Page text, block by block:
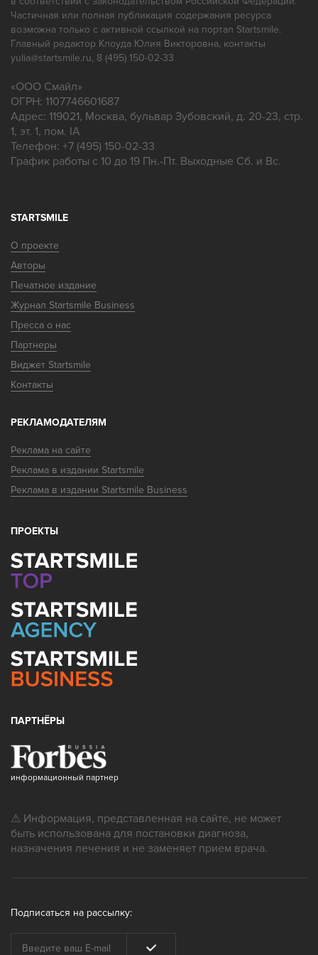
Частичная или полная публикация содержания ресурса
возможна только с активной ссылкой на портал Startsmile.
Главный редактор Клоуда Юлия Викторовна, контакты
yulia@startsmile.ru, 8 (495) 150-02-33
«ООО Смайл»
ОГРН: 1107746601687
Адрес: 119021, Москва, бульвар Зубовский, д. 20-23, стр.
1, эт. 1, пом. IA
Телефон: +7 (495) 150-02-33
График работы с 10 до 19 Пн.-Пт. Выходные Сб. и Вс.
STARTSMILE
О проекте
Авторы
Печатное издание
Журнал Startsmile Business
Пресса о нас
Партнеры
Виджет Startsmile
Контакты
РЕКЛАМОДАТЕЛЯМ
Реклама на сайте
Реклама в издании Startsmile
Реклама в издании Startsmile Business
ПРОЕКТЫ
ПАРТНЁРЫ
информационный партнер
⚠ Информация, представленная на сайте, не может
быть использована для постановки диагноза,
назначения лечения и не заменяет прием врача.
Подписаться на рассылку: